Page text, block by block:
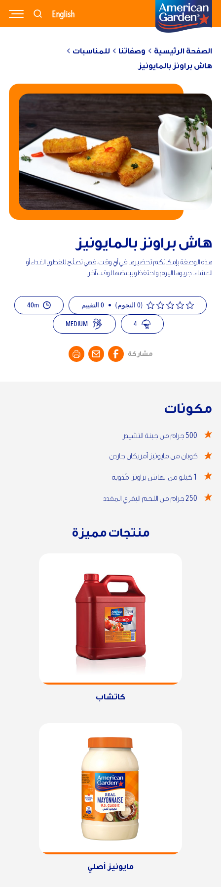
وصفاتنا
منتجاتنا
مدونتنا
تواصل معنا
English
الصفحة الرئيسية وصفاتنا
للمناسبات
هاش براونز بالمايونيز
هاش براونز بالمايونيز
هذه الوصفة بإمكانكم تحضيرها في أي وقت، فهي تصلُح للفطور، الغداء أو
العشاء. جربوها اليوم و احتفظو ببعضها لوقت آخر.
(0 النجوم) •
0 التقييم
40m
4
MEDIUM
مشاركة
مكونات
500 جرام من جبنة التشيدر
كوبان من مايونيز أمريكان جاردن
1 كيلو من الهاش براونز، مُذوبة
250جرام من اللحم البقري المقدد
منتجات مميزة
كاتشاب
مايونيز أصلي